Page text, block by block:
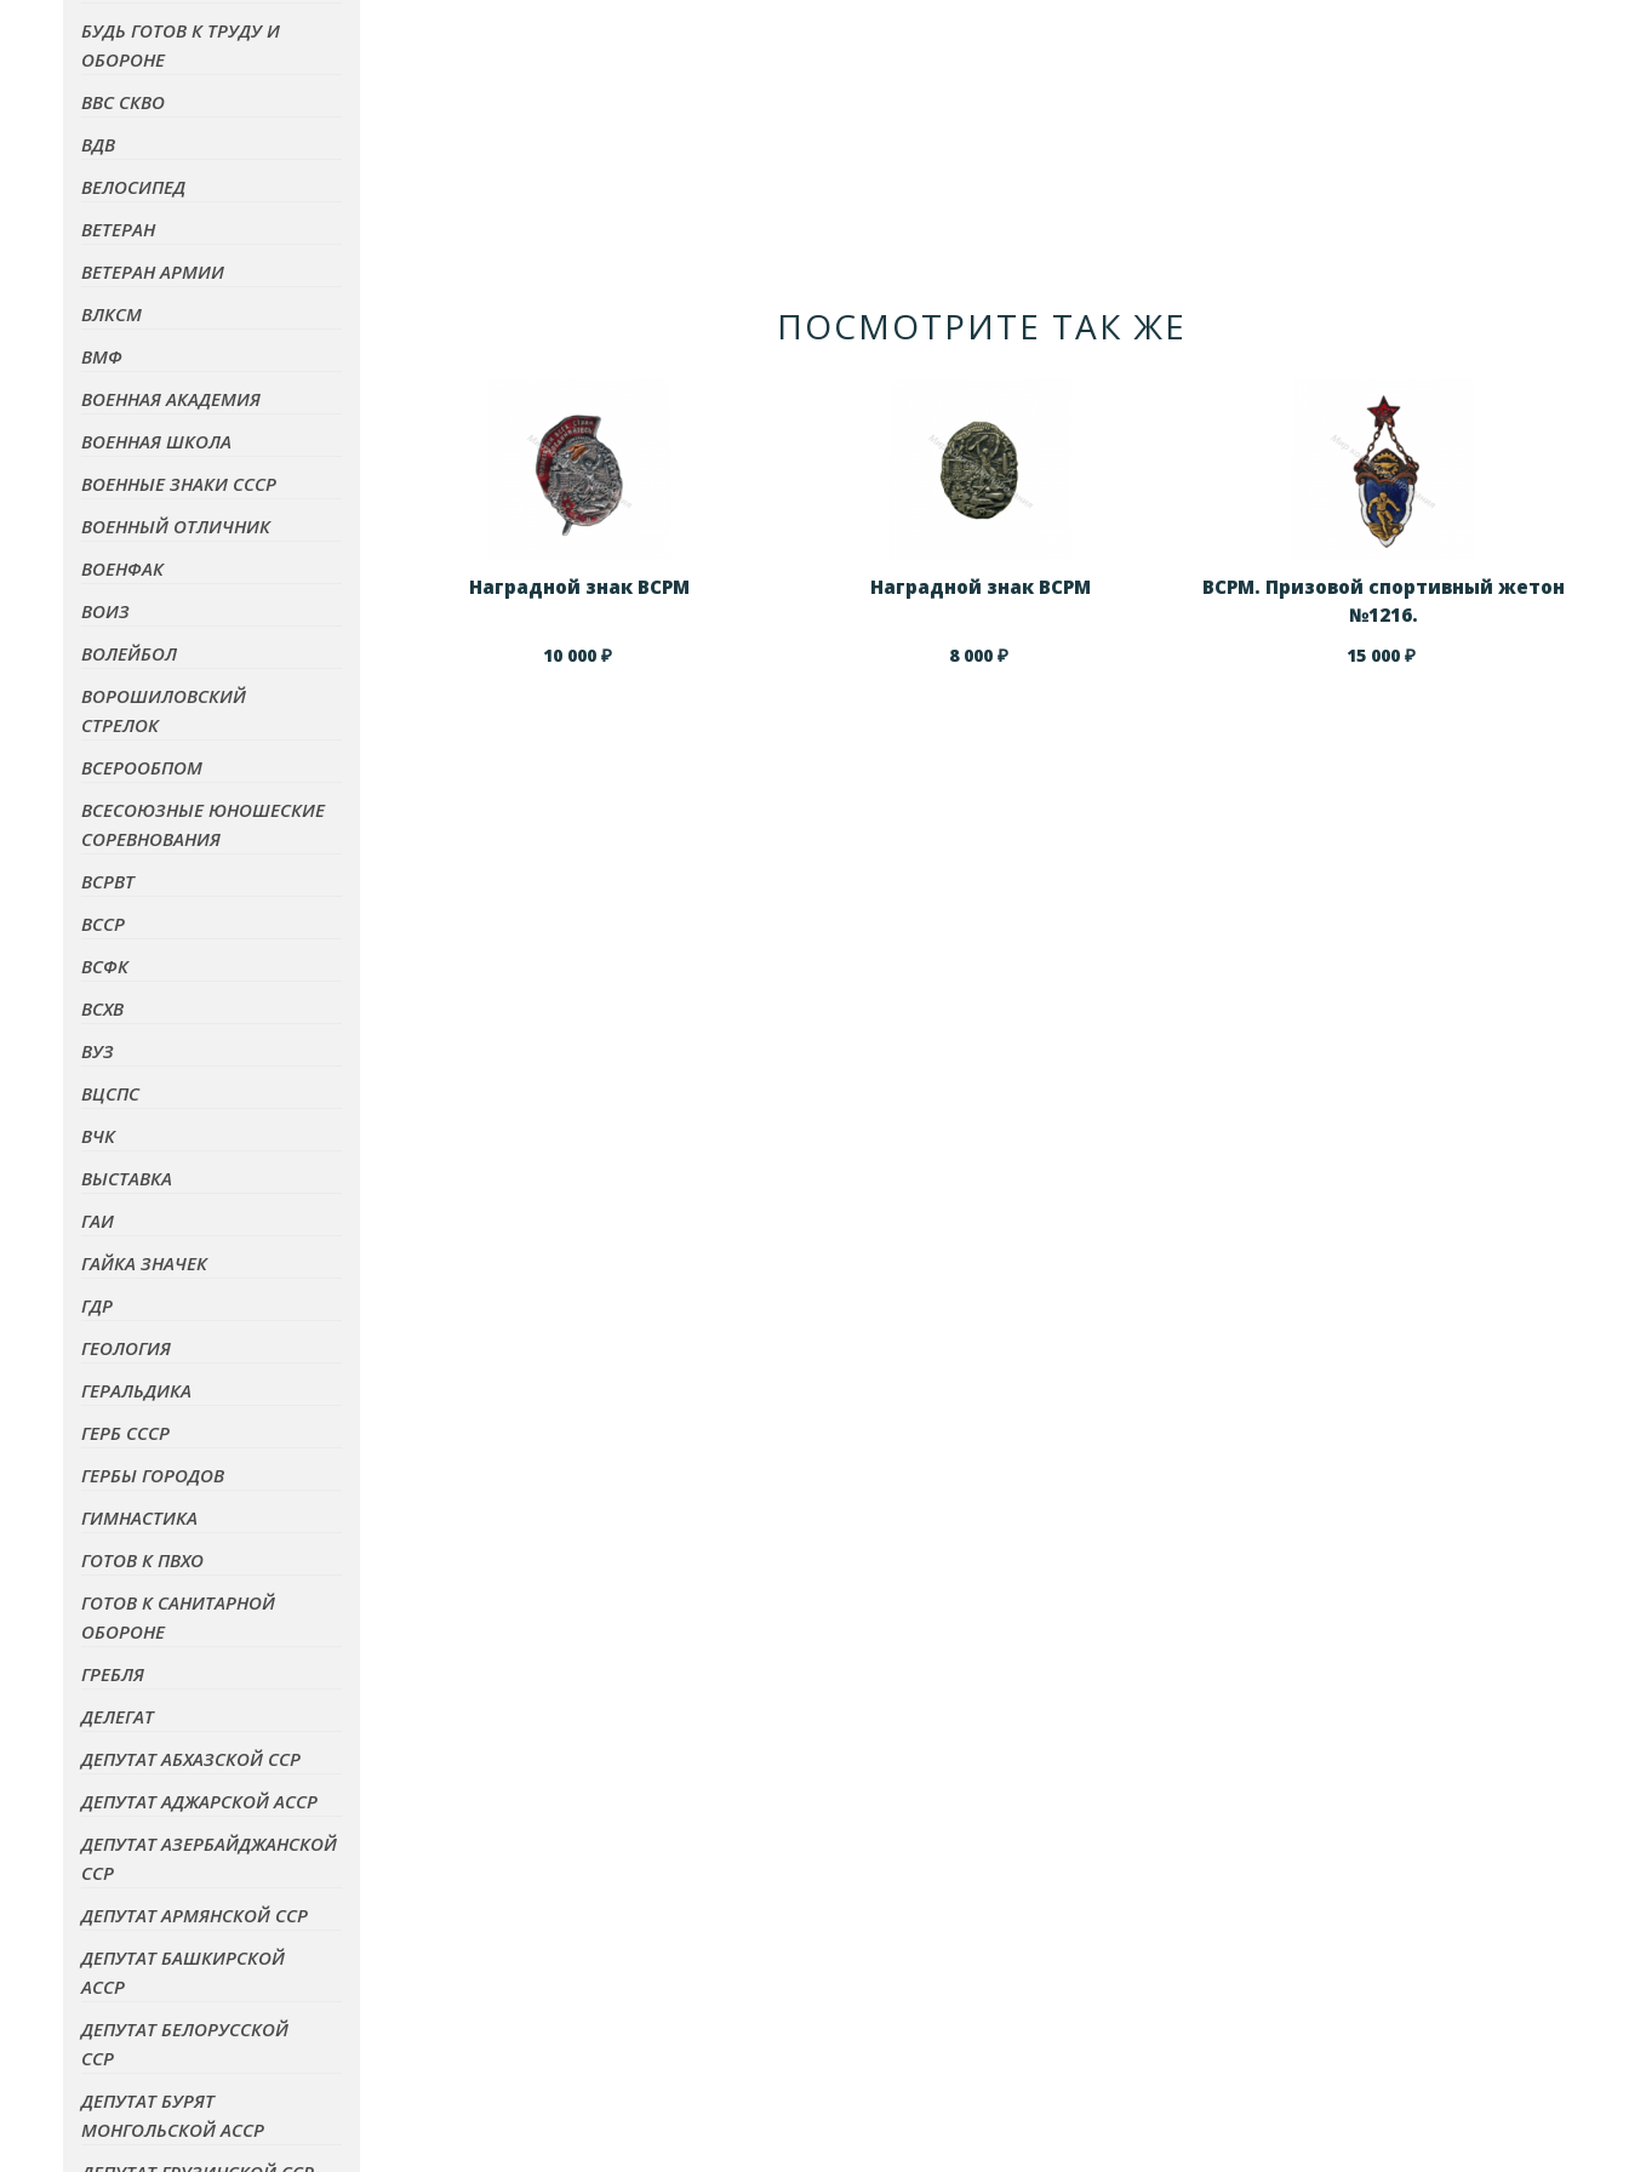
ПОСМОТРИТЕ ТАК ЖЕ
Наградной знак ВСРМ
10 000 ₽
Наградной знак ВСРМ
8 000₽
ВСРМ. Призовой спортивный жетон
№1216.
15 000₽
БУДЬ ГОТОВ К ТРУДУ И
ОБОРОНЕ
ВВС СКВО
ВДВ
ВЕЛОСИПЕД
ВЕТЕРАН
ВЕТЕРАН АРМИИ
ВЛКСМ
ВМФ
ВОЕННАЯ АКАДЕМИЯ
ВОЕННАЯ ШКОЛА
ВОЕННЫЕ ЗНАКИ СССР
ВОЕННЫЙ ОТЛИЧНИК
ВОЕНФАК
ВОИЗ
ВОЛЕЙБОЛ
ВОРОШИЛОВСКИЙ
СТРЕЛОК
ВСЕРООБПОМ
ВСЕСОЮЗНЫЕ ЮНОШЕСКИЕ
СОРЕВНОВАНИЯ
ВСРВТ
ВССР
ВСФК
ВСХВ
ВУЗ
ВЦСПС
ВЧК
ВЫСТАВКА
ГАИ
ГАЙКА ЗНАЧЕК
ГДР
ГЕОЛОГИЯ
ГЕРАЛЬДИКА
ГЕРБ СССР
ГЕРБЫ ГОРОДОВ
ГИМНАСТИКА
ГОТОВ К ПВХО
ГОТОВ К САНИТАРНОЙ
ОБОРОНЕ
ГРЕБЛЯ
ДЕЛЕГАТ
ДЕПУТАТ АБХАЗСКОЙ ССР
ДЕПУТАТ АДЖАРСКОЙ АССР
ДЕПУТАТ АЗЕРБАЙДЖАНСКОЙ
ССР
ДЕПУТАТ АРМЯНСКОЙ ССР
ДЕПУТАТ БАШКИРСКОЙ
АССР
ДЕПУТАТ БЕЛОРУССКОЙ
ССР
ДЕПУТАТ БУРЯТ
МОНГОЛЬСКОЙ АССР